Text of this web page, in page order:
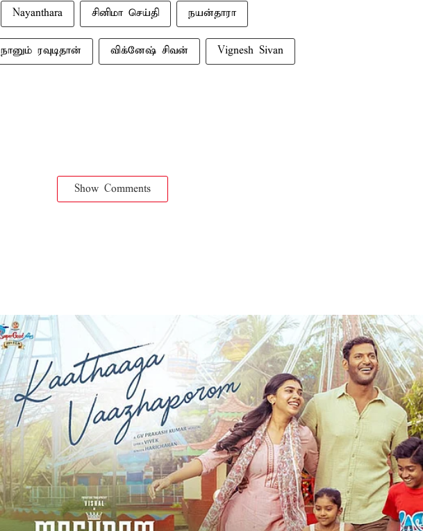
Nayanthara சினிமா செய்தி நயன்தாரா
நானும் ரவுடிதான் விக்னேஷ் சிவன் Vignesh Sivan
Show Comments